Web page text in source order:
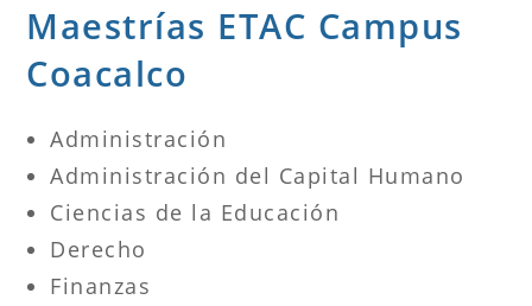
Maestrías ETAC Campus
Coacalco
Administración
Administración del Capital Humano
Ciencias de la Educación
Derecho
Finanzas